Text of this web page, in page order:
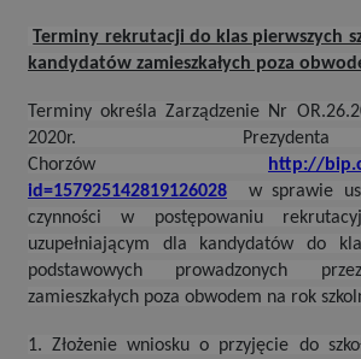
Terminy rekrutacji do klas pierwszych
kandydatów zamieszkałych poza
Terminy określa Zarządzenie Nr
2020r.
Chorzów
http://
id=157925142819126028 w sprawie
czynności w postępowaniu
uzupełniającym dla kandydatów do
podstawowych prowadzonych
zamieszkałych poza obwodem na rok
1. Złożenie wniosku o przyjęcie do